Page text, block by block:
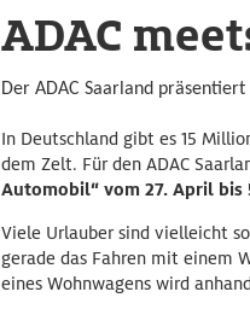
ADAC
Der ADAC Saarland
In Deutschland gibt es 15
dem Zelt. Für den ADAC
Automobil“ vom 27. April bis
Viele Urlauber sind vielleicht
gerade das Fahren mit einem
eines Wohnwagens wird